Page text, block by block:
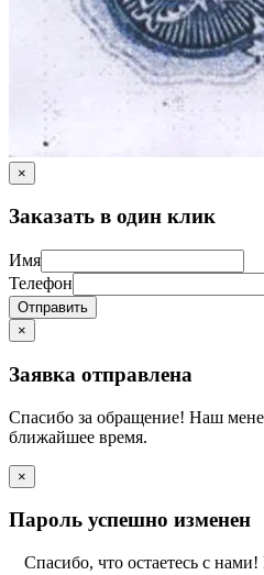
×
Заказать в один клик
Имя
Телефон
Отправить
×
Заявка отправлена
Спасибо за обращение! Наш
ближайшее время.
×
Пароль успешно изменен
Спасибо, что остаетесь с